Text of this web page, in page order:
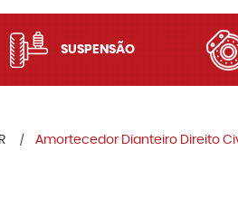
SUSPENSÃO
Amortecedor Dianteiro Direito